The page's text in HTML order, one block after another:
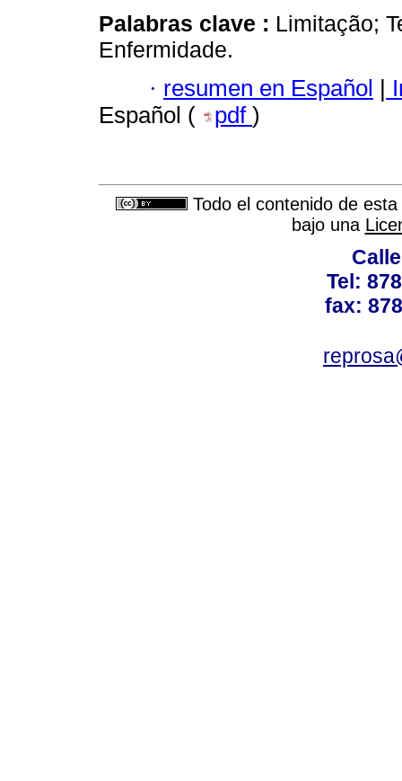
Palabras clave : Limitação;
Enfermidade.
· resumen en Español |
Español (
pdf )
Todo el contenido de
bajo una
Tel:
fax: